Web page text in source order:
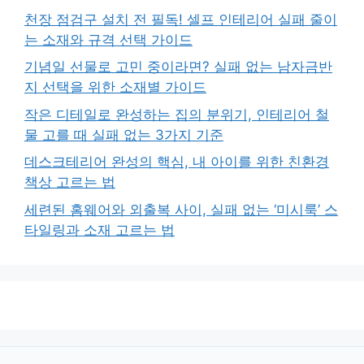
천장 점검구 설치 전 필독! 셀프 인테리어 실패 줄이
는 소재와 규격 선택 가이드
기념일 선물로 고민 중이라면? 실패 없는 남자금반
지 선택을 위한 소재별 가이드
작은 디테일로 완성하는 집의 분위기, 인테리어 철
물 고를 때 실패 없는 3가지 기준
데스크테리어 완성의 핵심, 내 아이를 위한 친환경
책상 고르는 법
세련된 홈웨어와 외출복 사이, 실패 없는 ‘미시룩’ 스
타일링과 소재 고르는 법